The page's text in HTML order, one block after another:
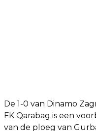
De 1-0 van Dinamo
FK Qarabag is een
van de ploeg van